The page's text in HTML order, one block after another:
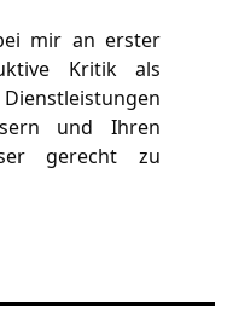
mir an erster
Kritik als
und Ihren
gerecht zu